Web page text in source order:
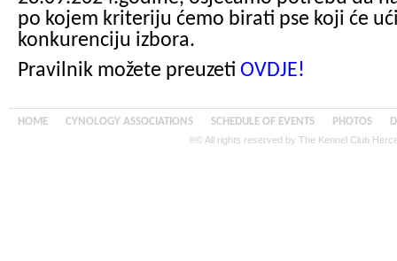
po kojem kriteriju ćemo birati pse koji će
konkurenciju izbora.
Pravilnik možete preuzeti OVDJE!
HOME CYNOLOGY ASSOCIATIONS SCHEDULE OF EVENTS PHOTOS
®© All rights reserved by The Kennel Club